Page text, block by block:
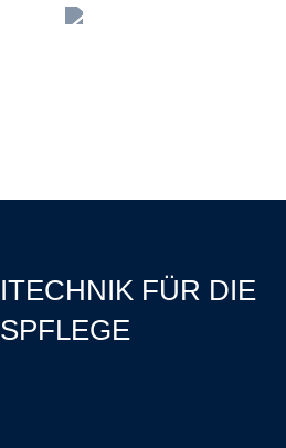
FÜR DIE